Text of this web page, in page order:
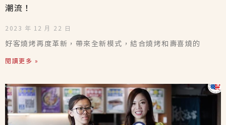
潮流！
2023 年 12 月 22 日
好客燒烤再度革新，帶來全新模式，結合燒烤和壽喜燒的
閱讀更多 »